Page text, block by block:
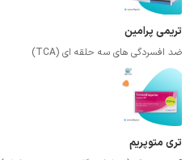
تریمی پرامین
ضد افسردگی های سه حلقه ای (TCA)
تری متوپریم